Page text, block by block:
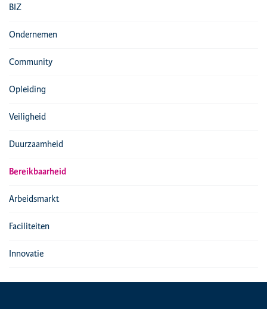
BIZ
Ondernemen
Community
Opleiding
Veiligheid
Duurzaamheid
Bereikbaarheid
Arbeidsmarkt
Faciliteiten
Innovatie